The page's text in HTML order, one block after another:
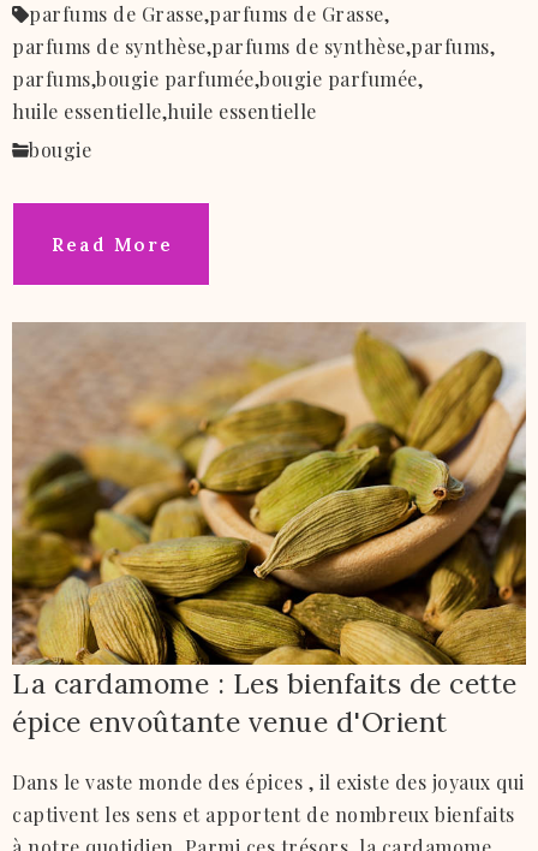
parfums de Grasse,parfums de Grasse,
parfums de synthèse,parfums de synthèse,parfums,
parfums,bougie parfumée,bougie parfumée,
huile essentielle,huile essentielle
bougie
Read More
La cardamome : Les bienfaits de cette
épice envoûtante venue d'Orient
Dans le vaste monde des épices , il existe des joyaux qui
captivent les sens et apportent de nombreux bienfaits